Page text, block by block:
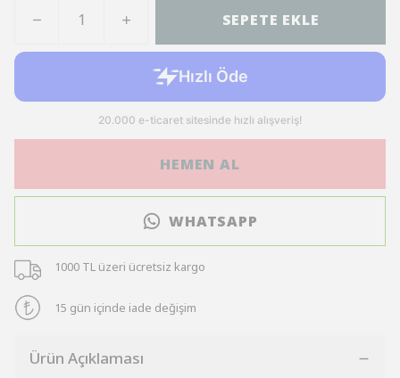
SEPETE EKLE
HEMEN AL
WHATSAPP
1000 TL üzeri ücretsiz kargo
15 gün içinde iade değişim
Ürün Açıklaması